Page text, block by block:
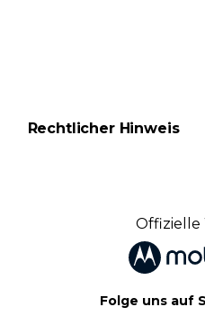
Rechtlicher Hinweis
Offizielle
Folge uns auf